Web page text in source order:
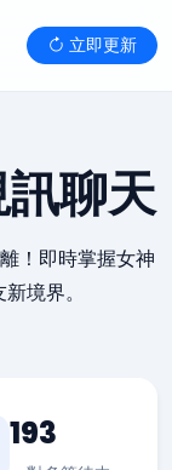
立即更新
聊天
！即時掌握女神
境界。
193